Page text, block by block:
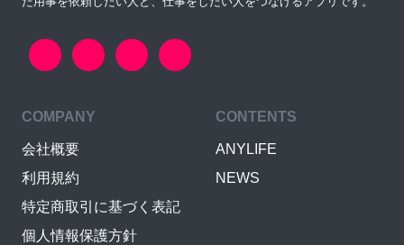
COMPANY
会社概要
利用規約
特定商取引に基づく表記
個人情報保護方針
CONTENTS
ANYLIFE
NEWS